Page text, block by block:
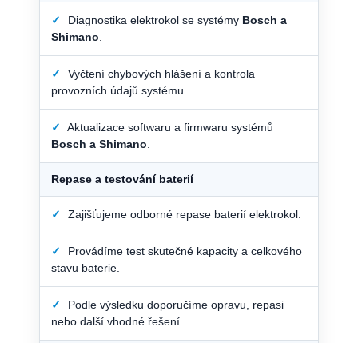
✓ Diagnostika elektrokol se systémy Bosch a
Shimano
✓
Vyčtení chybových hlášení a kontrola
provozních údajů systému.
✓
Aktualizace softwaru a firmwaru systémů
Bosch a Shimano
Repase a testování baterií
✓ Zajišťujeme odborné repase baterií elektrokol.
✓
Provádíme test skutečné kapacity a celkového
stavu baterie.
✓
Podle výsledku doporučíme opravu, repasi
nebo další vhodné řešení.